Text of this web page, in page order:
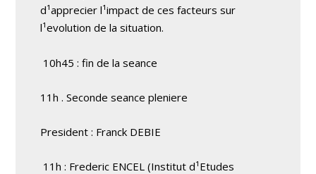
d¹apprecier l¹impact de ces facteurs sur
l¹evolution de la situation.
10h45 : fin de la seance
11h . Seconde seance pleniere
President : Franck DEBIE
11h : Frederic ENCEL (Institut d¹Etudes